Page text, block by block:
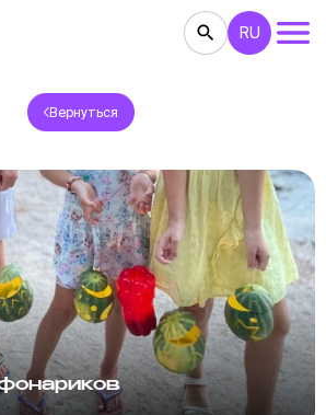
ТЕАТР
ЯРМАРКИ ВЕЧЕРИНКИ
BB NOTE
RU
Вернуться